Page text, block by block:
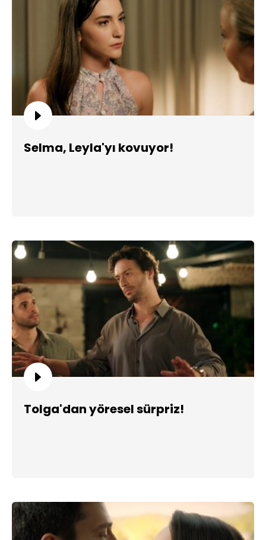
Selma, Leyla'yı kovuyor!
Tolga'dan yöresel sürpriz!